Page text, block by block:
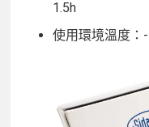
1.5h
使用環境溫度：